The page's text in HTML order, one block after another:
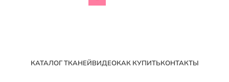
КАТАЛОГ ТКАНЕЙВИДЕОКАК КУПИТЬКОНТАКТЫ